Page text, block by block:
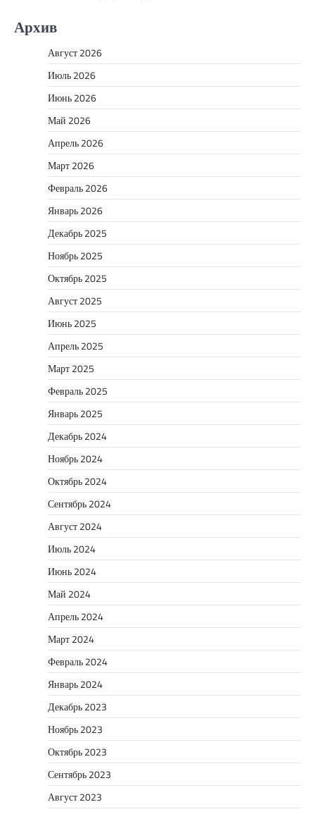
Архив
Август 2026
Июль 2026
Июнь 2026
Май 2026
Апрель 2026
Март 2026
Февраль 2026
Январь 2026
Декабрь 2025
Ноябрь 2025
Октябрь 2025
Август 2025
Июнь 2025
Апрель 2025
Март 2025
Февраль 2025
Январь 2025
Декабрь 2024
Ноябрь 2024
Октябрь 2024
Сентябрь 2024
Август 2024
Июль 2024
Июнь 2024
Май 2024
Апрель 2024
Март 2024
Февраль 2024
Январь 2024
Декабрь 2023
Ноябрь 2023
Октябрь 2023
Сентябрь 2023
Август 2023